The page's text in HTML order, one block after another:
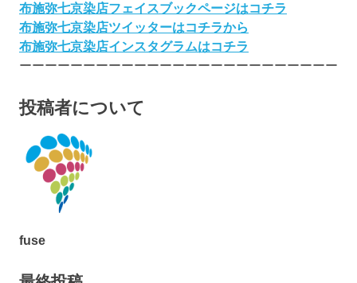
布施弥七京染店フェイスブックページはコチラ
布施弥七京染店ツイッターはコチラから
布施弥七京染店インスタグラムはコチラ
ーーーーーーーーーーーーーーーーーーーーーーーーー
投稿者について
fuse